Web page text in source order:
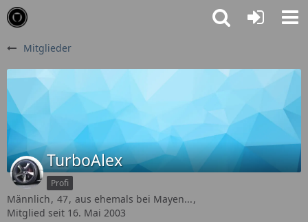
Mitglieder
TurboAlex
Profi
Männlich 47 aus ehemals bei Mayen...
Mitglied seit 16. Mai 2003